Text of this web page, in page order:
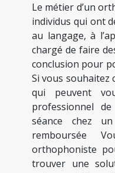
Le métier d’un
individus qui ont
au langage, à
chargé de faire
conclusion pour
Si vous souhaitez
qui peuvent
professionnel
séance chez
remboursée
orthophoniste
trouver une